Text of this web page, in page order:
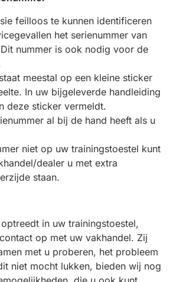
feilloos te kunnen identificeren
het serienummer van
nummer is ook nodig voor de
meestal op een kleine sticker
In uw bijgeleverde handleiding
deze sticker vermeldt.
al bij de hand heeft als u
niet op uw trainingstoestel kunt
dealer u met extra
staan.
in uw trainingstoestel,
op met uw vakhandel. Zij
met u proberen, het probleem
niet mocht lukken, bieden wij nog